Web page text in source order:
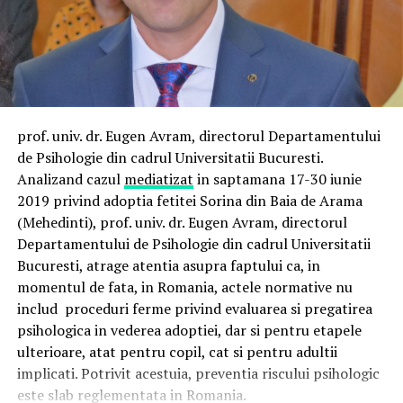
doamna Sacarin nu era inculpat – a facut presiune sa
declare ceva impotriva judecatorilor”, a mai spus
avocatul.
Mama adoptiva a Sorinei, Ramona Sacarin, a fost
audiata, saptamana trecuta, de procurorii Sectiei pentru
audieri, Ramona Sacarin a spus ca fetita este bine si ca
autoritatile ii vor decide soarta, nu ei.
„Nu pot sa fac niciun fel de declaratii. Sorina este bine. O
sa hotarasca autoritatile romane, nu noi (ce se va
intampla cu fetita, n.r.)”, a declarat Ramona Sacarin, la
iesirea de la Sectia pentru achetarea magistratilor.
Sursa: Mediafax
Citeste si Caz similar cu al Sorinei: Fetita adoptata in
Timisoara va fi…
Source link
prof. univ. dr. Eugen Avram, directorul Departamentului
de Psihologie din cadrul Universitatii Bucuresti.
Analizand cazul mediatizat in saptamana 17-30 iunie
2019 privind adoptia fetitei Sorina din Baia de Arama
(Mehedinti), prof. univ. dr. Eugen Avram, directorul
Departamentului de Psihologie din cadrul Universitatii
Bucuresti, atrage atentia asupra faptului ca, in
momentul de fata, in Romania, actele normative nu
includ proceduri ferme privind evaluarea si pregatirea
psihologica in vederea adoptiei, dar si pentru etapele
ulterioare, atat pentru copil, cat si pentru adultii
implicati. Potrivit acestuia, preventia riscului psihologic
este slab reglementata in Romania.